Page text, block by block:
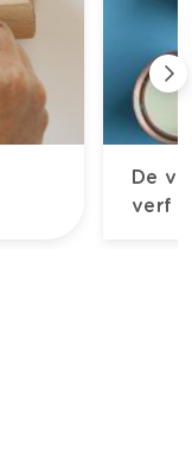
De
verf